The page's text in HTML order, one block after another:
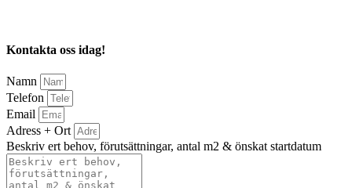
Kontakta oss idag!
Namn
Telefon
Email
Adress + Ort
Beskriv ert behov, förutsättningar, antal m2 & önskat startdatum